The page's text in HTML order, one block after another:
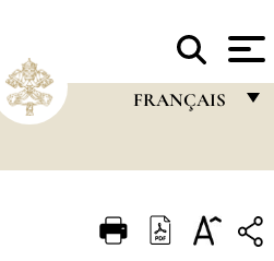
FRANÇAIS
ITALIANO